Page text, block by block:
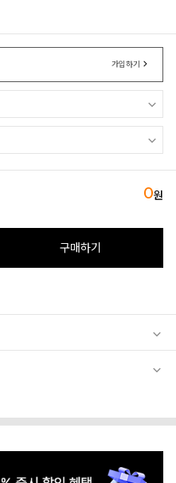
가입하기
0원
구매하기